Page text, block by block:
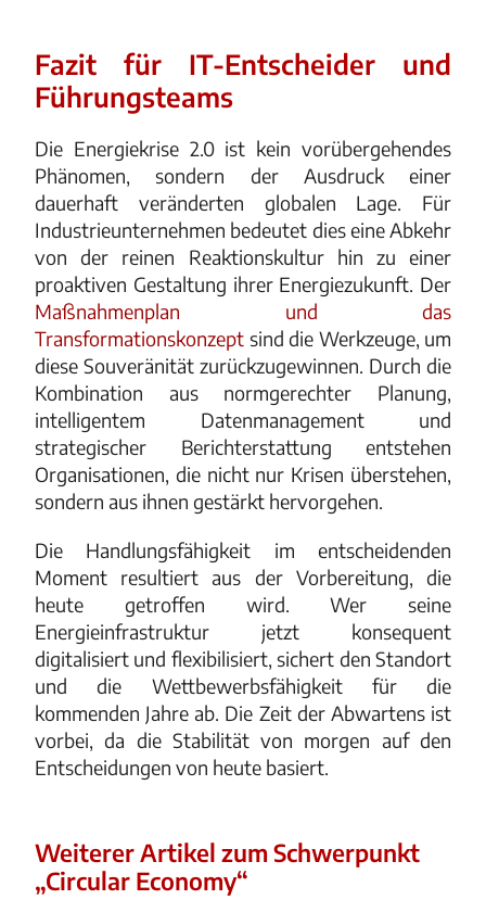
Fazit für IT-Entscheider und
Führungsteams
Die Energiekrise 2.0 ist kein vorübergehendes
Phänomen, sondern der Ausdruck einer
dauerhaft veränderten globalen Lage. Für
Industrieunternehmen bedeutet dies eine Abkehr
von der reinen Reaktionskultur hin zu einer
proaktiven Gestaltung ihrer Energiezukunft. Der
Maßnahmenplan und das
Transformationskonzept sind die Werkzeuge, um
diese Souveränität zurückzugewinnen. Durch die
Kombination aus normgerechter Planung,
intelligentem Datenmanagement und
strategischer Berichterstattung entstehen
Organisationen, die nicht nur Krisen überstehen,
sondern aus ihnen gestärkt hervorgehen.
Die Handlungsfähigkeit im entscheidenden
Moment resultiert aus der Vorbereitung, die
heute getroffen wird. Wer seine
Energieinfrastruktur jetzt konsequent
digitalisiert und flexibilisiert, sichert den Standort
und die Wettbewerbsfähigkeit für die
kommenden Jahre ab. Die Zeit der Abwartens ist
vorbei, da die Stabilität von morgen auf den
Entscheidungen von heute basiert.
Weiterer Artikel zum Schwerpunkt
„Circular Economy“